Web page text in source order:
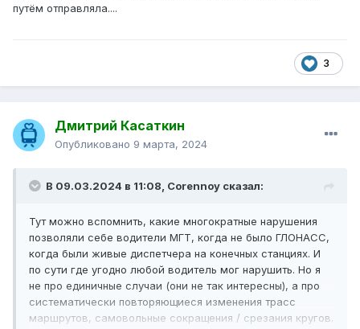
путём отправляла....
3
Дмитрий Касаткин
Опубликовано 9 марта, 2024
В 09.03.2024 в 11:08, Corennoy сказал:
Тут можно вспомнить, какие многократные нарушения
позволяли себе водители МГТ, когда не было ГЛОНАСС,
когда были живые диспетчера на конечных станциях. И
по сути где угодно любой водитель мог нарушить. Но я
не про единичные случаи (они не так интересны), а про
систематически повторяющиеся изменения трасс
маршрутов, самовольные сокращения / срезания кругов.